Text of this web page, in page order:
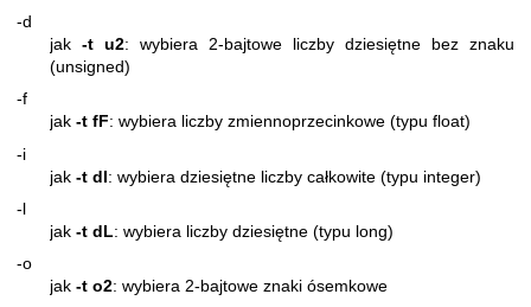
-d
jak -t u2: wybiera 2-bajtowe liczby dziesiętne bez znaku
(unsigned)
-f
jak -t fF: wybiera liczby zmiennoprzecinkowe (typu float)
-i
jak -t dI: wybiera dziesiętne liczby całkowite (typu integer)
-l
jak -t dL: wybiera liczby dziesiętne (typu long)
-o
jak -t o2: wybiera 2-bajtowe znaki ósemkowe